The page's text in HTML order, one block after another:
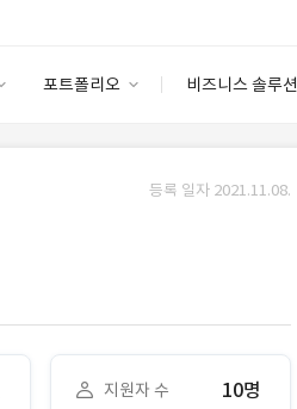
포트폴리오 비즈니스 솔루션
안심 코드 케어
등록 일자 2021.11.08.
지원자 수 10명